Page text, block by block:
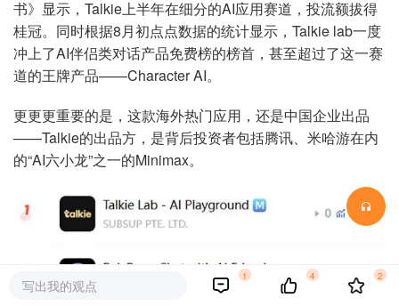
书》显示，Talkie上半年在细分的AI应用赛道，投流额拔得
桂冠。同时根据8月初点点数据的统计显示，Talkie lab一度
冲上了AI伴侣类对话产品免费榜的榜首，甚至超过了这一赛
道的王牌产品——Character AI。
更更更重要的是，这款海外热门应用，还是中国企业出品
——Talkie的出品方，是背后投资者包括腾讯、米哈游在内
的“AI六小龙”之一的Minimax。
写出我的观点
1 4 2